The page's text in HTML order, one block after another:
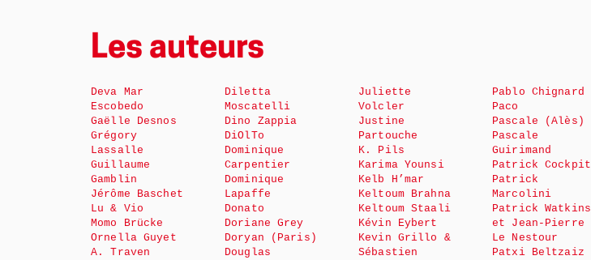
Les auteurs
Deva Mar
Escobedo
Gaëlle Desnos
Grégory
Lassalle
Guillaume
Gamblin
Jérôme Baschet
Lu & Vio
Momo Brücke
Ornella Guyet
A. Traven
Diletta
Moscatelli
Dino Zappia
DiOlTo
Dominique
Carpentier
Dominique
Lapaffe
Donato
Doriane Grey
Doryan (Paris)
Douglas
Juliette
Volcler
Justine
Partouche
K. Pils
Karima Younsi
Kelb H’mar
Keltoum Brahna
Keltoum Staali
Kévin Eybert
Kevin Grillo &
Sébastien
Pablo Chignard
Paco
Pascale (Alès)
Pascale
Guirimand
Patrick Cockpit
Patrick
Marcolini
Patrick Watkins
et Jean-Pierre
Le Nestour
Patxi Beltzaiz